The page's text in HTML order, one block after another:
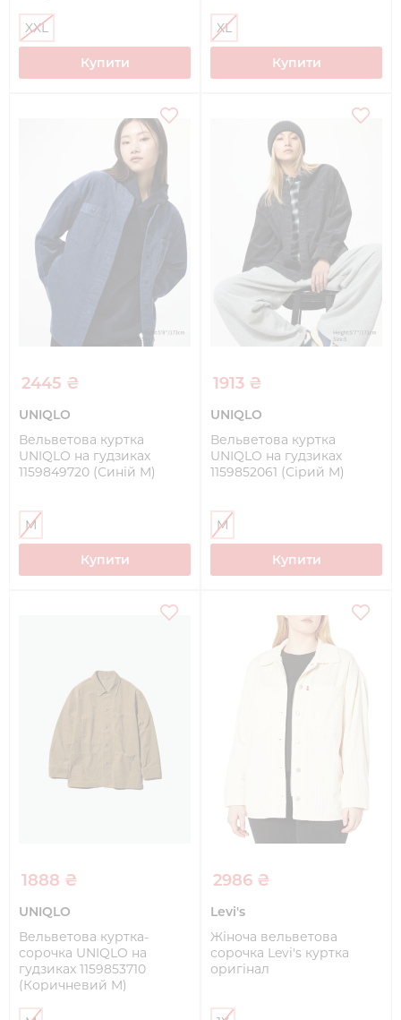
XXL
Купити
XL
Купити
2445 ₴
UNIQLO
Вельветова куртка
UNIQLO на гудзиках
1159849720 (Синій M)
M
Купити
1913 ₴
UNIQLO
Вельветова куртка
UNIQLO на гудзиках
1159852061 (Сірий M)
M
Купити
1888 ₴
UNIQLO
Вельветова куртка-
сорочка UNIQLO на
гудзиках 1159853710
(Коричневий M)
2986 ₴
Levi's
Жіноча вельветова
сорочка Levi's куртка
оригінал